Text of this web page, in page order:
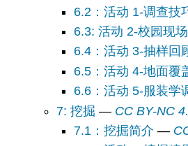
6.2：活动 1-调查技
6.3: 活动 2-校园现
6.4：活动 3-抽样回
6.5：活动 4-地面覆
7: 挖掘 — CC BY-NC
7.1：挖掘简介 —